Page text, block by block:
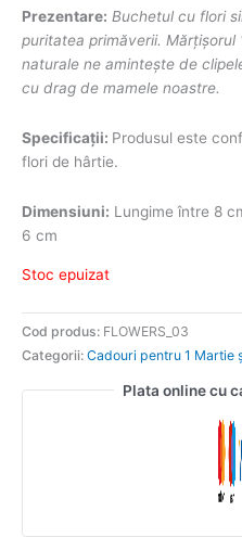
Prezentare: Buchetul cu flori
puritatea primăverii. Mărțișorul
naturale ne amintește de
cu drag de mamele noastre.
Specificații: Produsul este
flori de hârtie.
Dimensiuni: Lungime între 8
6 cm
Stoc epuizat
Cod produs: FLOWERS_03
Categorii: Cadouri pentru 1 Martie
Plata online cu